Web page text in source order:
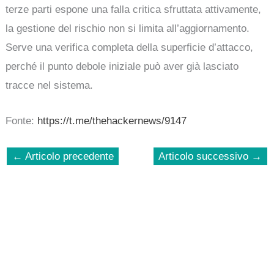
terze parti espone una falla critica sfruttata attivamente,
la gestione del rischio non si limita all’aggiornamento.
Serve una verifica completa della superficie d’attacco,
perché il punto debole iniziale può aver già lasciato
tracce nel sistema.
Fonte: https://t.me/thehackernews/9147
← Articolo precedente Articolo successivo →